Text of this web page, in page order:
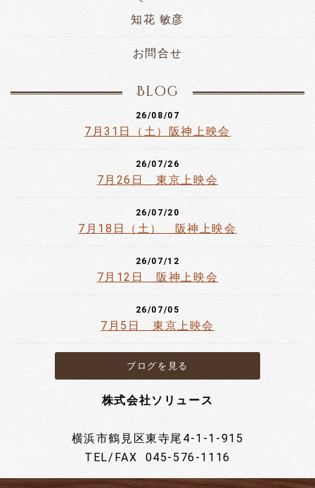
知花 敏彦
お問合せ
Blog
26/08/07
7月31日（土）阪神上映会
26/07/26
7月26日 東京上映会
26/07/20
7月18日（土） 阪神上映会
26/07/12
7月12日 阪神上映会
26/07/05
7月5日 東京上映会
ブログを見る
株式会社ソリュース
横浜市鶴見区東寺尾4-1-1-915
TEL/FAX 045-576-1116